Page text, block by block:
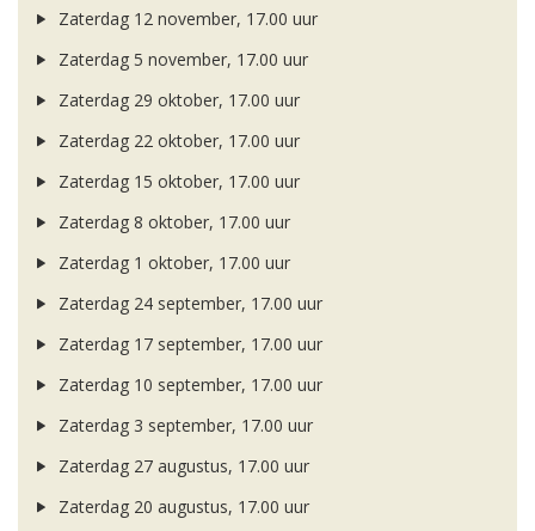
Zaterdag 12 november, 17.00 uur
Zaterdag 5 november, 17.00 uur
Zaterdag 29 oktober, 17.00 uur
Zaterdag 22 oktober, 17.00 uur
Zaterdag 15 oktober, 17.00 uur
Zaterdag 8 oktober, 17.00 uur
Zaterdag 1 oktober, 17.00 uur
Zaterdag 24 september, 17.00 uur
Zaterdag 17 september, 17.00 uur
Zaterdag 10 september, 17.00 uur
Zaterdag 3 september, 17.00 uur
Zaterdag 27 augustus, 17.00 uur
Zaterdag 20 augustus, 17.00 uur